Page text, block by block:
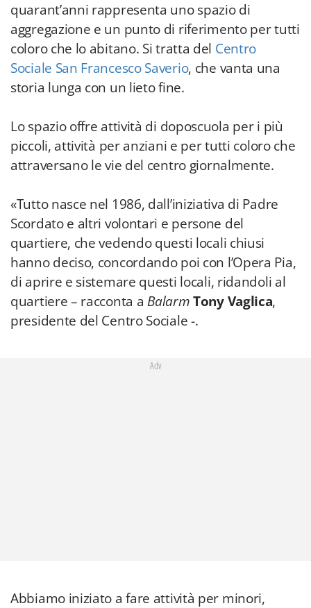
quarant’anni rappresenta uno spazio di
aggregazione e un punto di riferimento per tutti
coloro che lo abitano. Si tratta del Centro
Sociale San Francesco Saverio, che vanta una
storia lunga con un lieto fine.
Lo spazio offre attività di doposcuola per i più
piccoli, attività per anziani e per tutti coloro che
attraversano le vie del centro giornalmente.
«Tutto nasce nel 1986, dall’iniziativa di Padre
Scordato e altri volontari e persone del
quartiere, che vedendo questi locali chiusi
hanno deciso, concordando poi con l’Opera Pia,
di aprire e sistemare questi locali, ridandoli al
quartiere – racconta a BalarmTony Vaglica,
presidente del Centro Sociale -.
Adv
Abbiamo iniziato a fare attività per minori,